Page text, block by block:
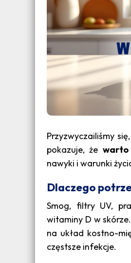
Przyzwyczailiśmy
pokazuje, że warto
nawyki i warunki
Dlaczego
Smog, filtry UV,
witaminy D w
na układ kostno-
częstsze infekcje.